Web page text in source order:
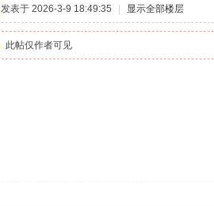
发表于 2026-3-9 18:49:35 显示全部楼层
此帖仅作者可见